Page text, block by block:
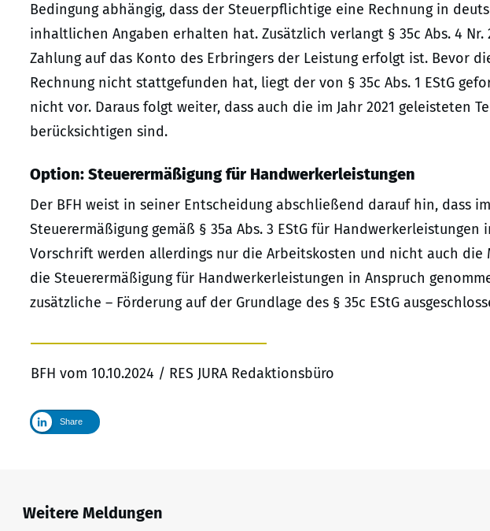
Bedingung abhängig, dass der Steuerpflichtige eine Rechnung in
inhaltlichen Angaben erhalten hat. Zusätzlich verlangt § 35c Abs. 4 Nr.
Zahlung auf das Konto des Erbringers der Leistung erfolgt ist. Bevor
Rechnung nicht stattgefunden hat, liegt der von § 35c Abs. 1 EStG
nicht vor. Daraus folgt weiter, dass auch die im Jahr 2021 geleisteten
berücksichtigen sind.
Option: Steuerermäßigung für Handwerkerleistungen
Der BFH weist in seiner Entscheidung abschließend darauf hin, dass
Steuerermäßigung gemäß § 35a Abs. 3 EStG für
Vorschrift werden allerdings nur die Arbeitskosten und nicht auch die
die Steuerermäßigung für Handwerkerleistungen in Anspruch
zusätzliche – Förderung auf der Grundlage des § 35c EStG
BFH vom 10.10.2024 / RES JURA Redaktionsbüro
Share
Weitere Meldungen